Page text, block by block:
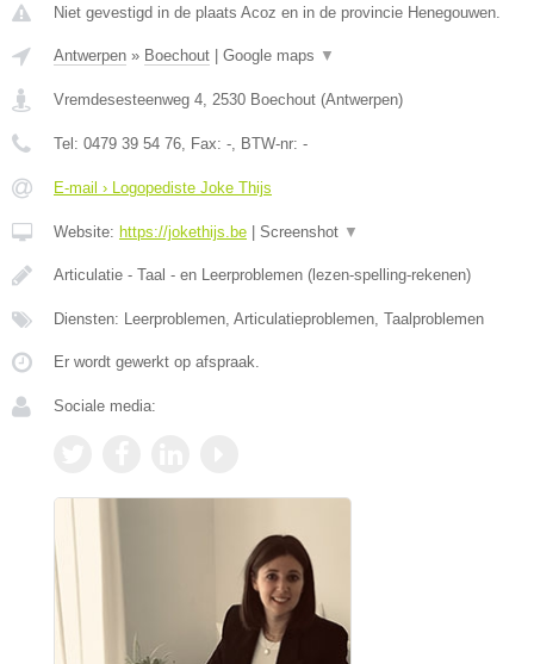
Niet gevestigd in de plaats Acoz en in de provincie Henegouwen.
Antwerpen » Boechout | Google maps ▼
Vremdesesteenweg 4 2530 Boechout (Antwerpen)
Tel: 0479 39 54 76 , Fax: - , BTW-nr: -
E-mail › Logopediste Joke Thijs
Website: https://jokethijs.be | Screenshot ▼
Articulatie - Taal - en Leerproblemen (lezen-spelling-rekenen)
Diensten: Leerproblemen, Articulatieproblemen, Taalproblemen
Er wordt gewerkt op afspraak.
Sociale media: